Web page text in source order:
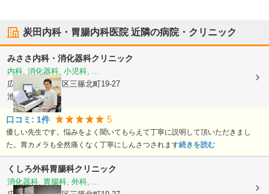
炭田内科・胃腸内科医院近隣の病院・クリニック
みささ内科・消化器科クリニック
内科, 消化器科, 小児科, ...
広島県広島市西区三篠北町19-27
池田ビル2F
口コミ: 1件 5
優しい先生です。悩みをよく聞いてもらえて丁寧に説明して頂いただきまし
た。胃カメラも全然痛くなく丁寧にしんさつされます続きを読む
くしろ外科胃腸科クリニック
消化器科, 胃腸科, 外科, ...